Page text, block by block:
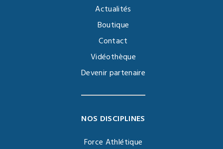
Actualités
Boutique
Contact
Vidéothèque
Devenir partenaire
NOS DISCIPLINES
Force Athlétique